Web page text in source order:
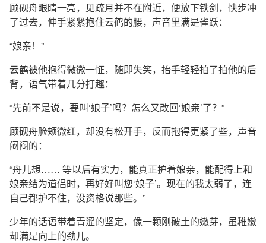
顾砚舟眼睛一亮，见疏月并不在附近，便放下铁剑，快步冲
了过去，伸手紧紧抱住云鹤的腰，声音里满是雀跃：
“娘亲！”
云鹤被他抱得微微一怔，随即失笑，抬手轻轻拍了拍他的后
背，语气带着几分打趣：
“先前不是说，要叫‘娘子’吗？怎么又改回‘娘亲’了？”
顾砚舟脸颊微红，却没有松开手，反而抱得更紧了些，声音
闷闷的：
“舟儿想…… 等以后有实力，能真正护着娘亲，能配得上和
娘亲结为道侣时，再好好叫您‘娘子’。现在的我太弱了，连
自己都护不住，没资格说那些。”
少年的话语带着青涩的坚定，像一颗刚破土的嫩芽，虽稚嫩
却满是向上的劲儿。